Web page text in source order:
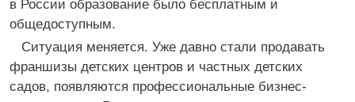
в России образование было бесплатным и
общедоступным.
Ситуация меняется. Уже давно стали продавать
франшизы детских центров и частных детских
садов, появляются профессиональные бизнес-